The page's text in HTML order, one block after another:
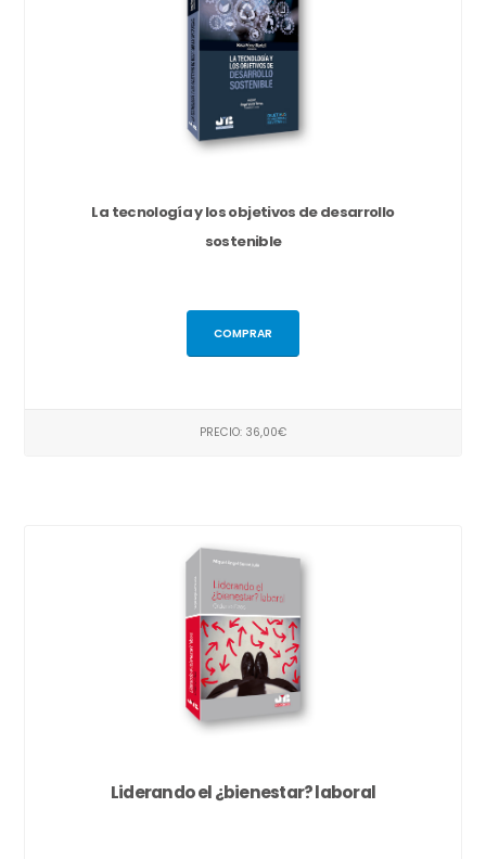
La tecnología y los objetivos de desarrollo
sostenible
COMPRAR
PRECIO: 36,00€
Liderando el ¿bienestar? laboral